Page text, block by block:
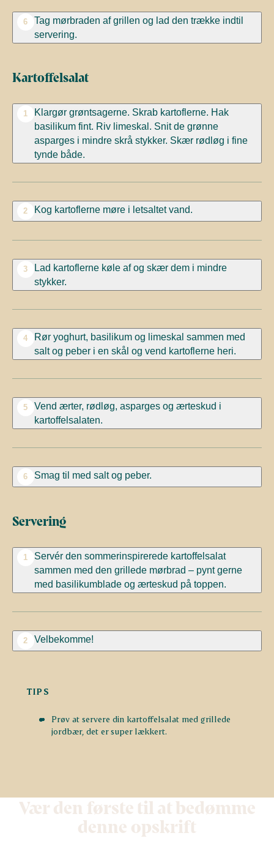
6
Tag mørbraden af grillen og lad den trække indtil
servering.
Kartoffelsalat
1
Klargør grøntsagerne. Skrab kartoflerne. Hak
basilikum fint. Riv limeskal. Snit de grønne
asparges i mindre skrå stykker. Skær rødløg i fine
tynde både.
2 Kog kartoflerne møre i letsaltet vand.
3
Lad kartoflerne køle af og skær dem i mindre
stykker.
4
Rør yoghurt, basilikum og limeskal sammen med
salt og peber i en skål og vend kartoflerne heri.
5
Vend ærter, rødløg, asparges og ærteskud i
kartoffelsalaten.
6 Smag til med salt og peber.
Servering
1
Servér den sommerinspirerede kartoffelsalat
sammen med den grillede mørbrad – pynt gerne
med basilikumblade og ærteskud på toppen.
2 Velbekomme!
TIPS
Prøv at servere din kartoffelsalat med grillede
jordbær, det er super lækkert.
Vær den første til at bedømme
denne opskrift